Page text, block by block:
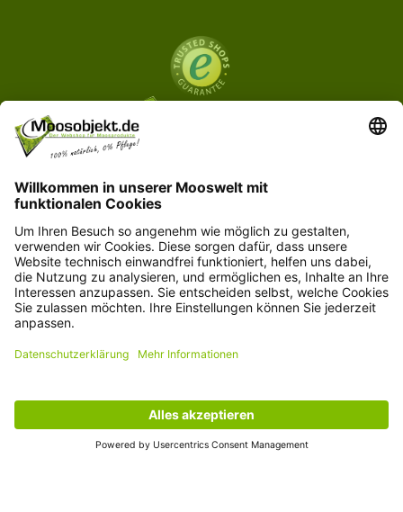
Kontakt
+49 15203504101
info@moosobjekt.de
Versand in ganz Deutschland und Österreich.
Kundenservice
Informationen